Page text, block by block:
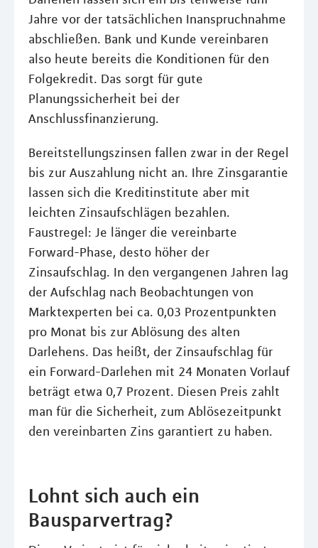
Jahre vor der tatsächlichen Inanspruchnahme
abschließen. Bank und Kunde vereinbaren
also heute bereits die Konditionen für den
Folgekredit. Das sorgt für gute
Planungssicherheit bei der
Anschlussfinanzierung.
Bereitstellungszinsen fallen zwar in der Regel
bis zur Auszahlung nicht an. Ihre Zinsgarantie
lassen sich die Kreditinstitute aber mit
leichten Zinsaufschlägen bezahlen.
Faustregel: Je länger die vereinbarte
Forward-Phase, desto höher der
Zinsaufschlag. In den vergangenen Jahren lag
der Aufschlag nach Beobachtungen von
Marktexperten bei ca. 0,03 Prozentpunkten
pro Monat bis zur Ablösung des alten
Darlehens. Das heißt, der Zinsaufschlag für
ein Forward-Darlehen mit 24 Monaten Vorlauf
beträgt etwa 0,7 Prozent. Diesen Preis zahlt
man für die Sicherheit, zum Ablösezeitpunkt
den vereinbarten Zins garantiert zu haben.
Lohnt sich auch ein
Bausparvertrag?